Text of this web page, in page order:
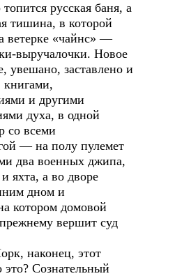
русская баня, а
тишина, в которой
ветерке «чайнс» —
выручалочки. Новое
увешано, заставлено и
книгами,
и другими
духа, в одной
со всеми
— на полу пулемет
два военных джипа,
яхта, а во дворе
дном и
котором домовой
вершит суд
наконец, этот
Сознательный